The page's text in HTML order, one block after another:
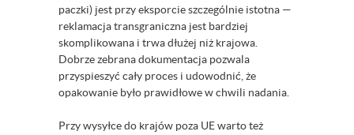
paczki) jest przy eksporcie szczególnie istotna —
reklamacja transgraniczna jest bardziej
skomplikowana i trwa dłużej niż krajowa.
Dobrze zebrana dokumentacja pozwala
przyspieszyć cały proces i udowodnić, że
opakowanie było prawidłowe w chwili nadania.
Przy wysyłce do krajów poza UE warto też